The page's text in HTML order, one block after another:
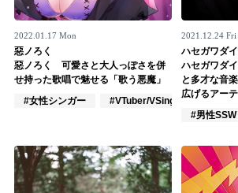
ぶいコミュ！by muevo
ぶいマガ！ by muevo
Follow us
2022.01.17 Mon
惡ノろく
惡ノろく 可愛さと大人っぽさを併
せ持った歌唱で魅せる「歌う悪魔」
#女性シンガー
#VTuber/VSinger #ポッ
2021.12.24 Fri
ハセガワダ
ハセガワダ
と多才な音
広げるアー
#男性SSW